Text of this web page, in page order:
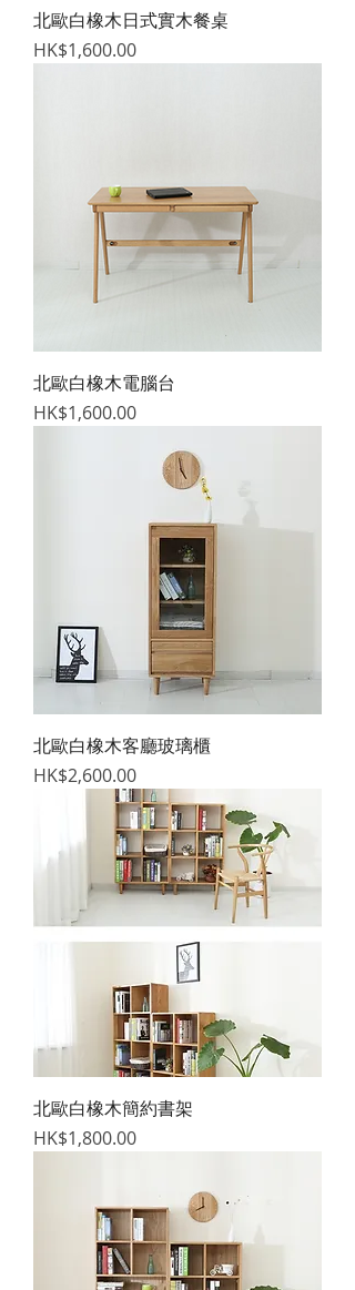
北歐白橡木日式實木餐桌
價格
HK$1,600.00
北歐白橡木電腦台
價格
HK$1,600.00
北歐白橡木客廳玻璃櫃
價格
HK$2,600.00
北歐白橡木簡約書架
價格
HK$1,800.00